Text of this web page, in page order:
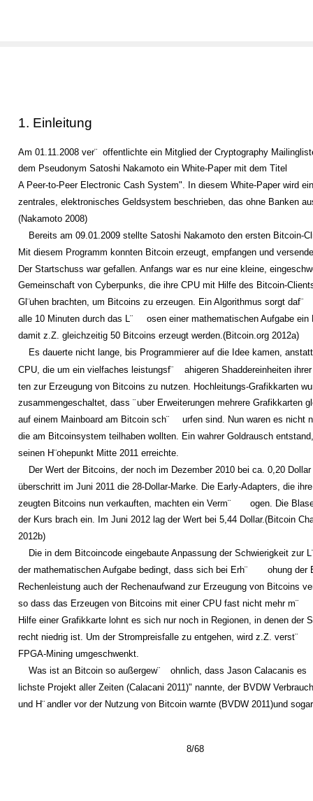
1. Einleitung
Am 01.11.2008 ver¨ offentlichte ein Mitglied der Cryptography
dem Pseudonym Satoshi Nakamoto ein White-Paper mit dem Titel
A Peer-to-Peer Electronic Cash System". In diesem White-Paper wird
zentrales, elektronisches Geldsystem beschrieben, das ohne Banken
(Nakamoto 2008)
Bereits am 09.01.2009 stellte Satoshi Nakamoto den ersten Bitcoin-
Mit diesem Programm konnten Bitcoin erzeugt, empfangen und
Der Startschuss war gefallen. Anfangs war es nur eine kleine,
Gemeinschaft von Cyberpunks, die ihre CPU mit Hilfe des Bitcoin-
Gl¨uhen brachten, um Bitcoins zu erzeugen. Ein Algorithmus sorgt daf¨
alle 10 Minuten durch das L¨
osen einer mathematischen Aufgabe ein
damit z.Z. gleichzeitig 50 Bitcoins erzeugt werden.(Bitcoin.org 2012a)
Es dauerte nicht lange, bis Programmierer auf die Idee kamen,
CPU, die um ein vielfaches leistungsf¨
ahigeren Shaddereinheiten
ten zur Erzeugung von Bitcoins zu nutzen. Hochleitungs-Grafikkarten
zusammengeschaltet, dass ¨uber Erweiterungen mehrere Grafikkarten
auf einem Mainboard am Bitcoin sch¨
urfen sind. Nun waren es nicht
die am Bitcoinsystem teilhaben wollten. Ein wahrer Goldrausch
seinen H¨ohepunkt Mitte 2011 erreichte.
Der Wert der Bitcoins, der noch im Dezember 2010 bei ca. 0,20
¨
uberschritt im Juni 2011 die 28-Dollar-Marke. Die Early-Adapters, die
zeugten Bitcoins nun verkauften, machten ein Verm¨
ogen. Die
der Kurs brach ein. Im Juni 2012 lag der Wert bei 5,44 Dollar.(Bitcoin
2012b)
Die in dem Bitcoincode eingebaute Anpassung der Schwierigkeit zur
der mathematischen Aufgabe bedingt, dass sich bei Erh¨
ohung der
Rechenleistung auch der Rechenaufwand zur Erzeugung von Bitcoins
so dass das Erzeugen von Bitcoins mit einer CPU fast nicht mehr m¨
Hilfe einer Grafikkarte lohnt es sich nur noch in Regionen, in denen der
recht niedrig ist. Um der Strompreisfalle zu entgehen, wird z.Z. verst¨
FPGA-Mining umgeschwenkt.
Was ist an Bitcoin so außergew¨
ohnlich, dass Jason Calacanis es
lichste Projekt aller Zeiten (Calacani 2011)" nannte, der BVDW
und H¨ andler vor der Nutzung von Bitcoin warnte (BVDW 2011)und
8/68